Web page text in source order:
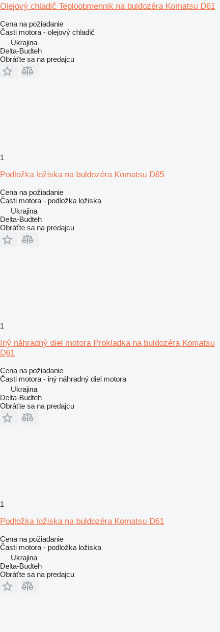
Olejový chladič Teploobmennik na buldozéra Komatsu D61
Cena na požiadanie
Časti motora - olejový chladič
Ukrajina
Delta-Budteh
Obráťte sa na predajcu
1
Podložka ložiska na buldozéra Komatsu D85
Cena na požiadanie
Časti motora - podložka ložiska
Ukrajina
Delta-Budteh
Obráťte sa na predajcu
1
Iný náhradný diel motora Prokladka na buldozéra Komatsu
D61
Cena na požiadanie
Časti motora - iný náhradný diel motora
Ukrajina
Delta-Budteh
Obráťte sa na predajcu
1
Podložka ložiska na buldozéra Komatsu D61
Cena na požiadanie
Časti motora - podložka ložiska
Ukrajina
Delta-Budteh
Obráťte sa na predajcu